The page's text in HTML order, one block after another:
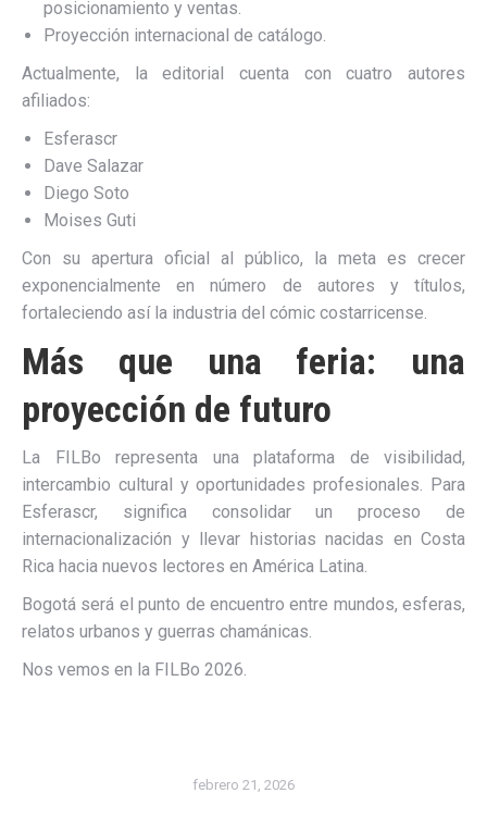
posicionamiento y ventas.
Proyección internacional de catálogo.
Actualmente, la editorial cuenta con cuatro autores
afiliados:
Esferascr
Dave Salazar
Diego Soto
Moises Guti
Con su apertura oficial al público, la meta es crecer
exponencialmente en número de autores y títulos,
fortaleciendo así la industria del cómic costarricense.
Más que una feria: una
proyección de futuro
La FILBo representa una plataforma de visibilidad,
intercambio cultural y oportunidades profesionales. Para
Esferascr, significa consolidar un proceso de
internacionalización y llevar historias nacidas en Costa
Rica hacia nuevos lectores en América Latina.
Bogotá será el punto de encuentro entre mundos, esferas,
relatos urbanos y guerras chamánicas.
Nos vemos en la FILBo 2026.
febrero 21, 2026